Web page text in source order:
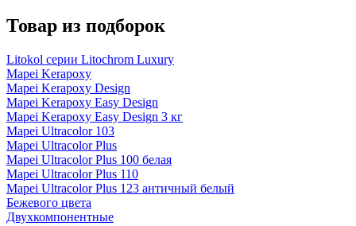
Товар из подборок
Litokol серии Litochrom Luxury
Mapei Kerapoxy
Mapei Kerapoxy Design
Mapei Kerapoxy Easy Design
Mapei Kerapoxy Easy Design 3 кг
Mapei Ultracolor 103
Mapei Ultracolor Plus
Mapei Ultracolor Plus 100 белая
Mapei Ultracolor Plus 110
Mapei Ultracolor Plus 123 античный белый
Бежевого цвета
Двухкомпонентные